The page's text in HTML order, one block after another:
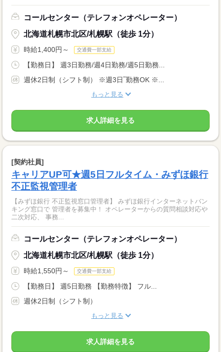
コールセンター（テレフォンオペレーター）
北海道札幌市北区/札幌駅（徒歩 1分）
時給1,400円～ 交通費一部支給
【勤務日】 週3日勤務/週4日勤務/週5日勤務...
週休2日制（シフト制） ※週3日‾勤務OK ※...
もっと見る
求人詳細を見る
[契約社員]
キャリアUP可★週5日フルタイム・みずほ銀行
不正監視管理者
【みずほ銀行 不正監視窓口管理者】 みずほ銀行インターネットバン
キング窓口で 管理者を募集中！ オペレーターからの質問相談対応や
二次対応、 事務...
コールセンター（テレフォンオペレーター）
北海道札幌市北区/札幌駅（徒歩 1分）
時給1,550円～ 交通費一部支給
【勤務日】 週5日勤務 【勤務特徴】 フル...
週休2日制（シフト制）
もっと見る
求人詳細を見る